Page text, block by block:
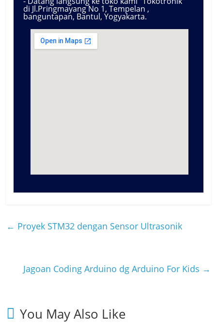
di Jl.Pringmayang No 1, Tempelan ,
banguntapan, Bantul, Yogyakarta.
← Proyek STM32 dengan Sensor Ultrasonik
Jagoan Coding Arduino dg Arduino For Kids →
You May Also Like